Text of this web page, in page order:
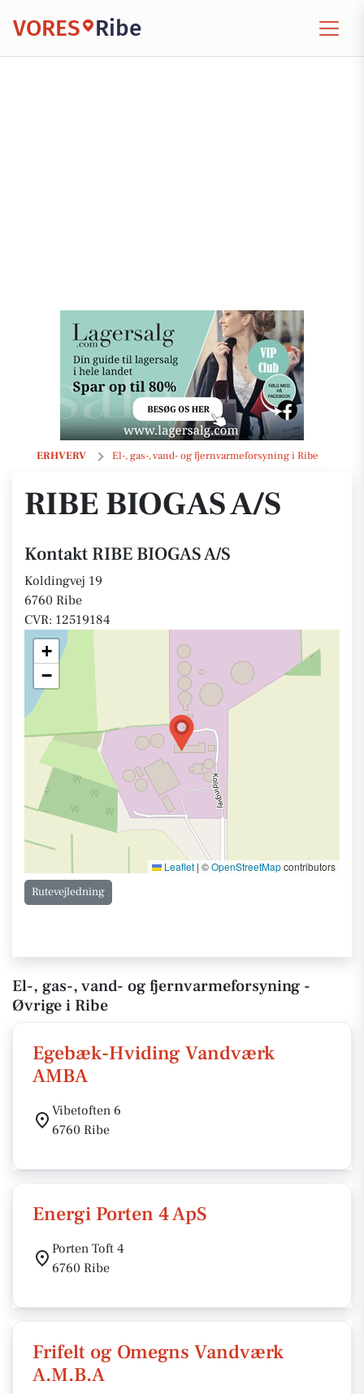
VORES Ribe
ERHVERV El-, gas-, vand- og fjernvarmeforsyning i Ribe
RIBE BIOGAS A/S
RIBE BIOGAS A/S
Kontakt RIBE BIOGAS A/S
Koldingvej 19
6760 Ribe
CVR: 12519184
+
−
Leaflet | ©OpenStreetMapcontributors
Rutevejledning
El-, gas-, vand- og fjernvarmeforsyning -
Øvrige i Ribe
Egebæk-Hviding Vandværk
AMBA
Vibetoften 6
6760 Ribe
Energi Porten 4 ApS
Porten Toft 4
6760 Ribe
Frifelt og Omegns Vandværk
A.M.B.A